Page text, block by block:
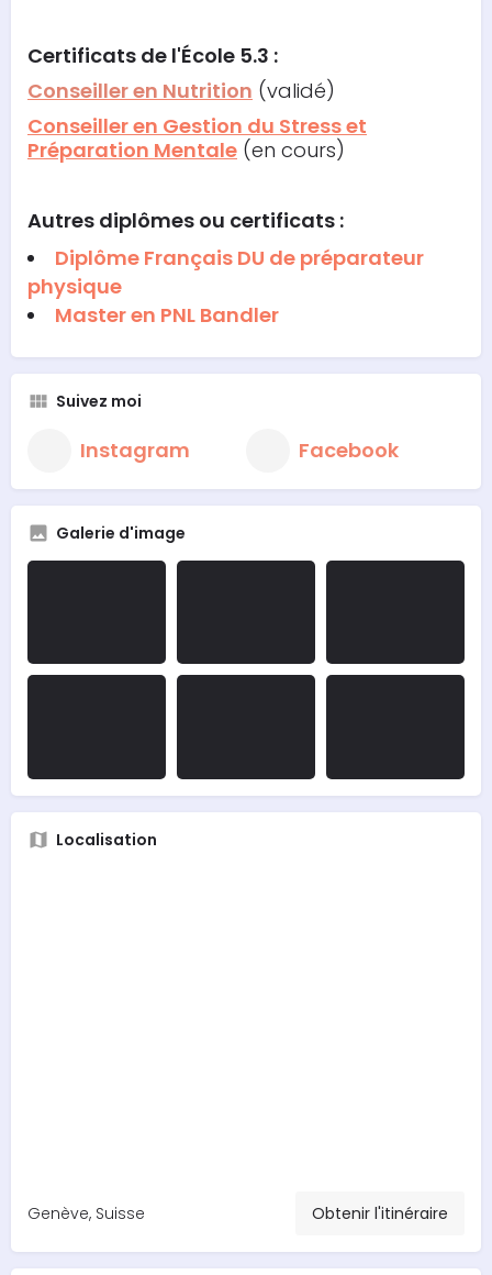
Certificats de l'École 5.3 :
Conseiller en Nutrition (validé)
Conseiller en Gestion du Stress et
Préparation Mentale (en cours)
Autres diplômes ou certificats :
Diplôme Français DU de préparateur
physique
Master en PNL Bandler
Suivez moi
Instagram Facebook
Galerie d'image
Localisation
Genève, Suisse Obtenir l'itinéraire